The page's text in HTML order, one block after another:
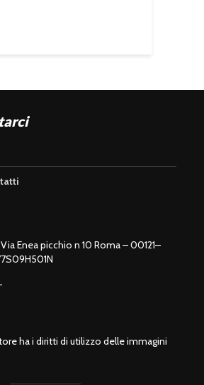
Enea picchio n 10 Roma – 00121–
ha i diritti di utilizzo delle immagini